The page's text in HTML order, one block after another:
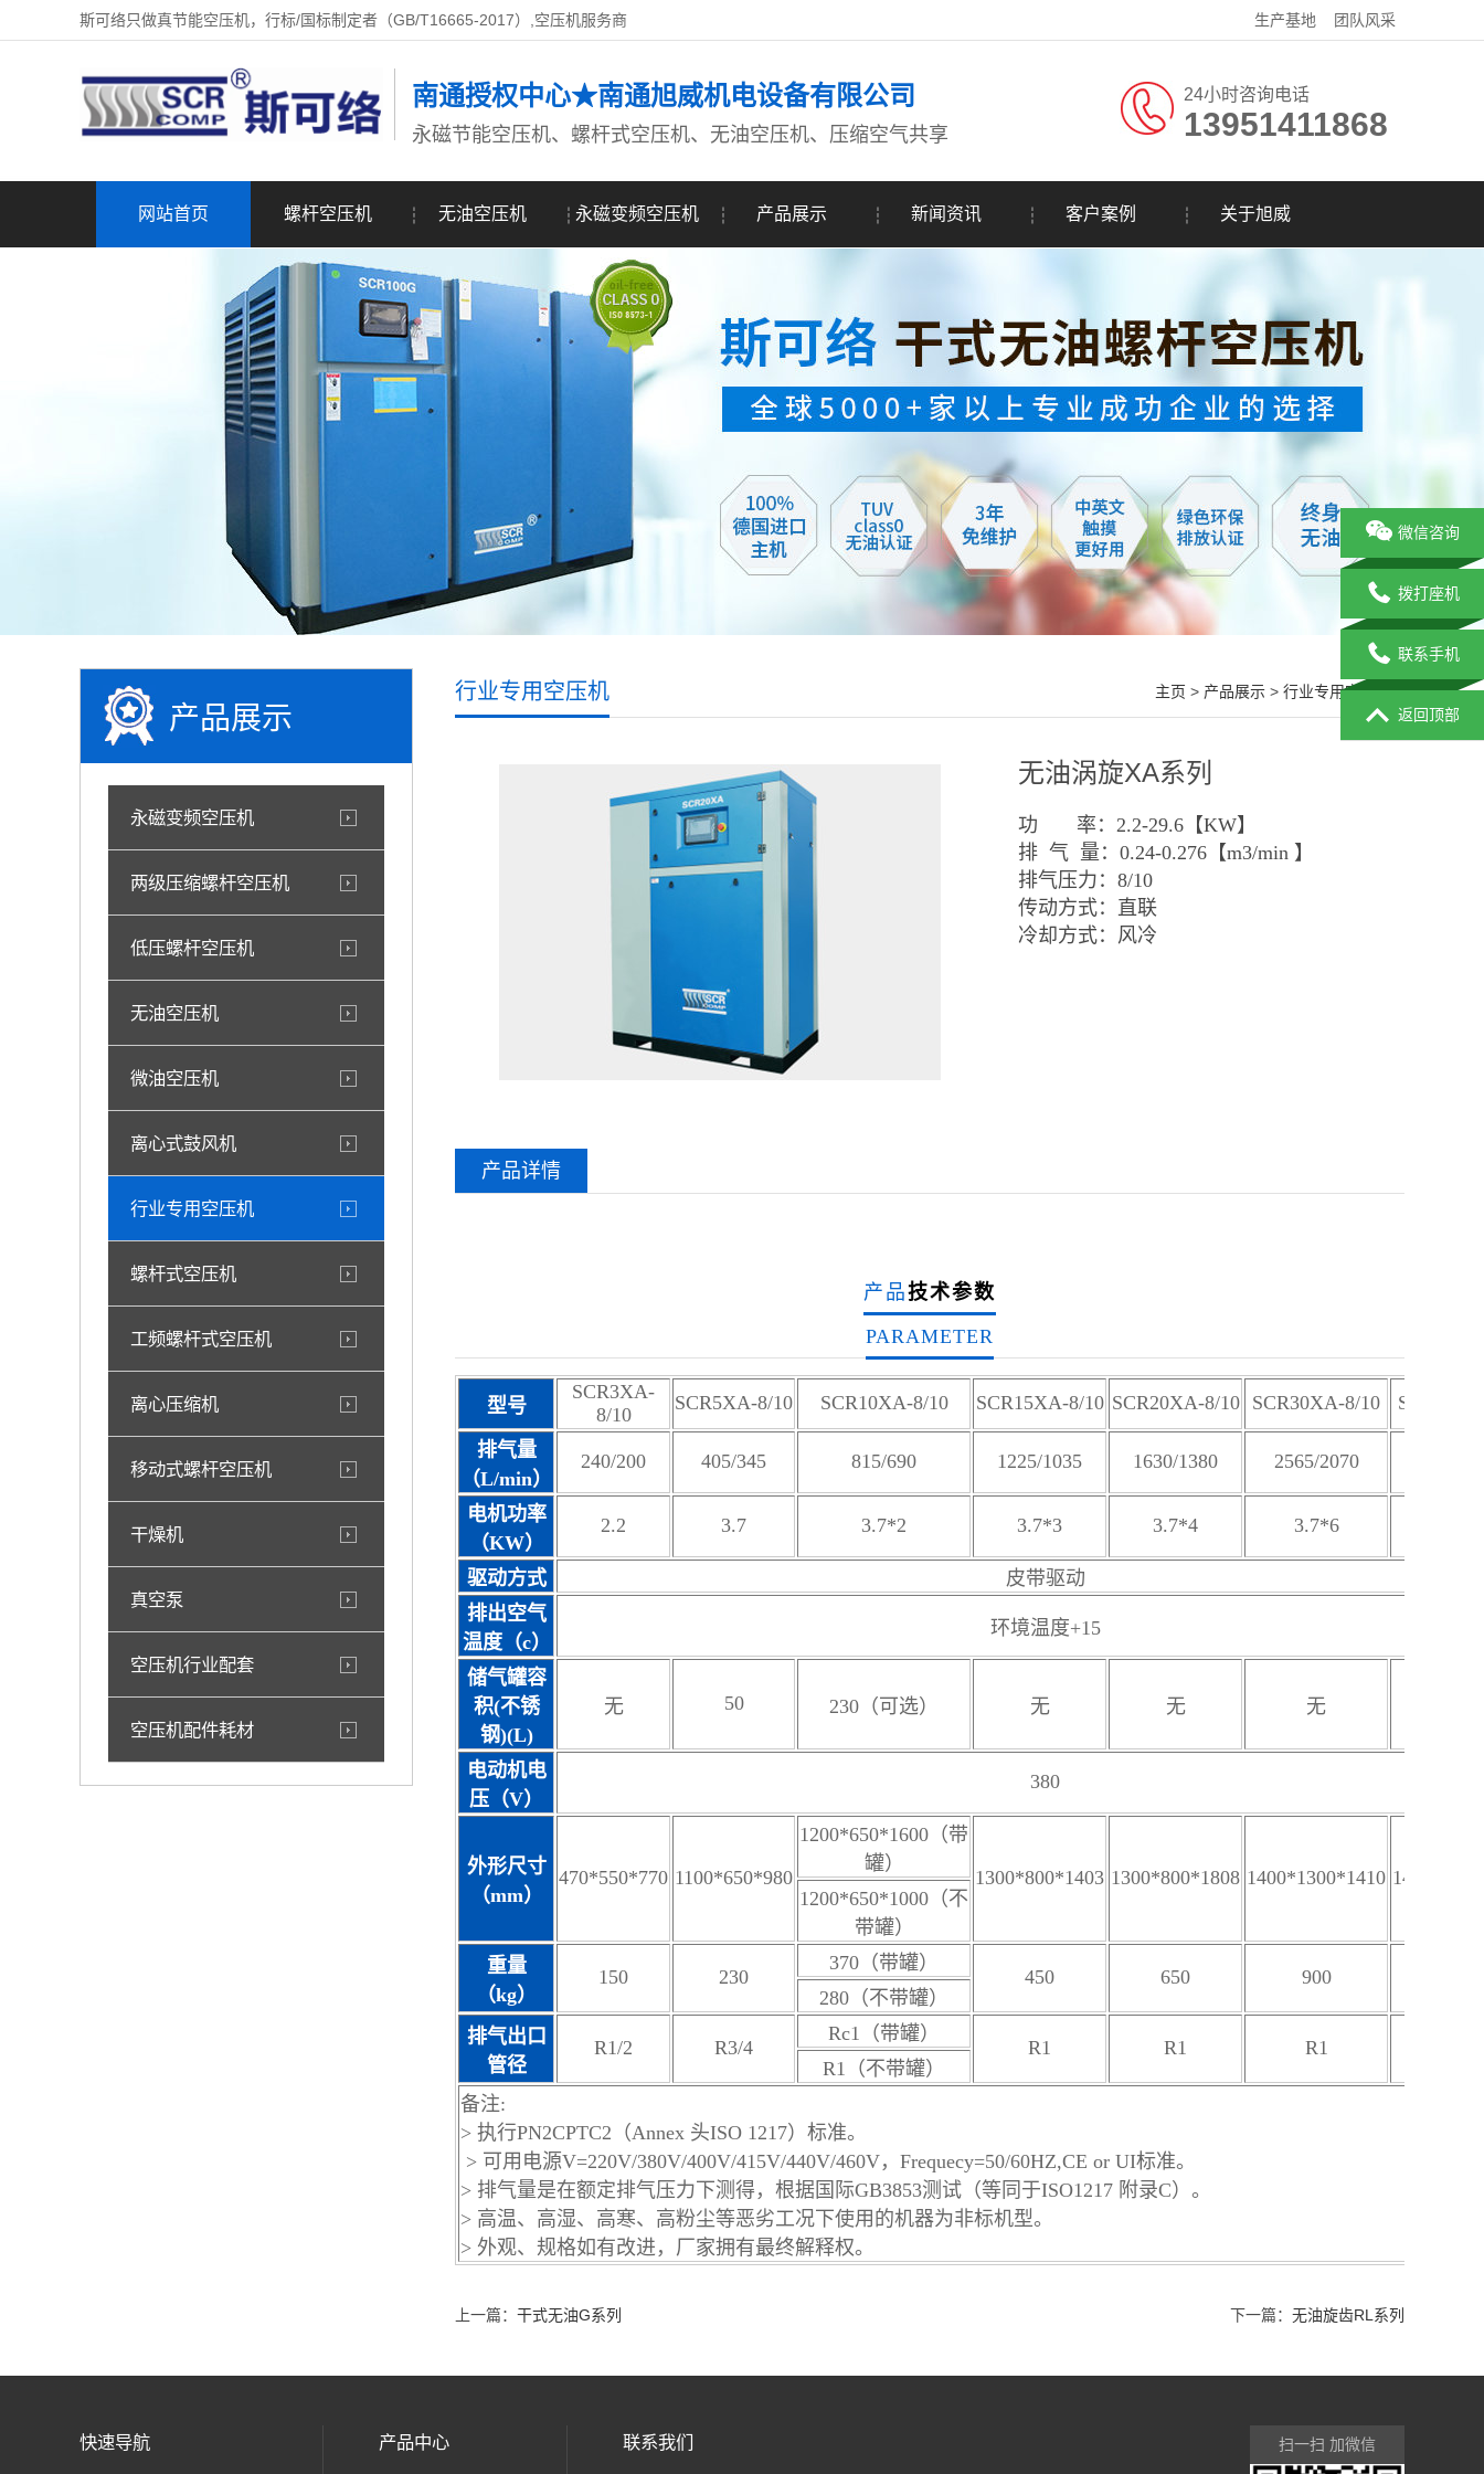
斯可络只做真节能空压机，行标/国标制定者（GB/T16665-2017）,空压机服务商 生产基地 团队风采
南通授权中心★南通旭威机电设备有限公司
永磁节能空压机、螺杆式空压机、无油空压机、压缩空气共享
24小时咨询电话
13951411868
网站首页 螺杆空压机 无油空压机 永磁变频空压机 产品展示 新闻资讯 客户案例 关于旭威
产品展示
永磁变频空压机
两级压缩螺杆空压机
低压螺杆空压机
无油空压机
微油空压机
离心式鼓风机
行业专用空压机
螺杆式空压机
工频螺杆式空压机
离心压缩机
移动式螺杆空压机
干燥机
真空泵
空压机行业配套
空压机配件耗材
行业专用空压机 主页 > 产品展示 > 行业专用空压机>
无油涡旋XA系列
功 率：2.2-29.6【KW】
排 气 量：0.24-0.276【m3/min 】
排气压力：8/10
传动方式：直联
冷却方式：风冷
产品详情
产品技术参数
PARAMETER
型号
SCR3XA-
8/10
SCR5XA-8/10 SCR10XA-8/10 SCR15XA-8/10 SCR20XA-8/10 SCR30XA-8/10
排气量
（L/min）
240/200 405/345 815/690 1225/1035 1630/1380 2565/2070
电机功率
（KW）
2.2 3.7 3.7*2 3.7*3 3.7*4 3.7*6
驱动方式
皮带驱动
排出空气
温度（c）
环境温度+15
储气罐容
积(不锈
钢)(L)
无 50 230（可选） 无 无 无
电动机电
压（V）
380
外形尺寸
（mm）
470*550*770 1100*650*980
1200*650*1600（带
罐）
1300*800*1403 1300*800*1808 1400*1300*1410
1200*650*1000（不
带罐）
重量
（kg）
150 230
370（带罐）
450 650 900
280（不带罐）
排气出口
管径
R1/2 R3/4
Rc1（带罐）
R1 R1 R1
R1（不带罐）
备注:
> 执行PN2CPTC2（Annex 头ISO 1217）标准。
> 可用电源V=220V/380V/400V/415V/440V/460V，Frequecy=50/60HZ,CE or UI标准。
> 排气量是在额定排气压力下测得，根据国际GB3853测试（等同于ISO1217 附录C）。
> 高温、高湿、高寒、高粉尘等恶劣工况下使用的机器为非标机型。
> 外观、规格如有改进，厂家拥有最终解释权。
上一篇： 干式无油G系列 下一篇： 无油旋齿RL系列
快速导航 产品中心 联系我们 扫一扫 加微信
微信咨询
拨打座机
联系手机
返回顶部